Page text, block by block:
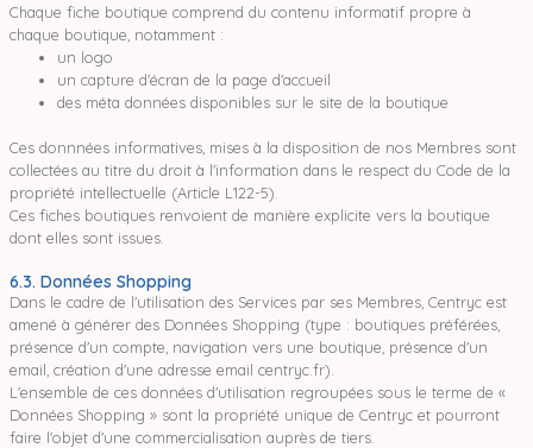
Chaque fiche boutique comprend du contenu informatif propre à
chaque boutique, notamment :
un logo
un capture d'écran de la page d'accueil
des méta données disponibles sur le site de la boutique
Ces donnnées informatives, mises à la disposition de nos Membres sont
collectées au titre du droit à l'information dans le respect du Code de la
propriété intellectuelle (Article L122-5).
Ces fiches boutiques renvoient de manière explicite vers la boutique
dont elles sont issues.
6.3. Données Shopping
Dans le cadre de l'utilisation des Services par ses Membres, Centryc est
amené à générer des Données Shopping (type : boutiques préférées,
présence d'un compte, navigation vers une boutique, présence d'un
email, création d'une adresse email centryc.fr).
L'ensemble de ces données d'utilisation regroupées sous le terme de «
Données Shopping » sont la propriété unique de Centryc et pourront
faire l'objet d'une commercialisation auprès de tiers.